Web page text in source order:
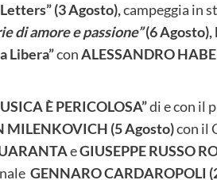
(3 Agosto),campeggia in
di amore e passione”(6 Agosto),
Libera”conALESSANDRO
È PERICOLOSA”di e con il
MILENKOVICH (5 Agosto)con il
eGIUSEPPE RUSSO
GENNARO CARDAROPOLI